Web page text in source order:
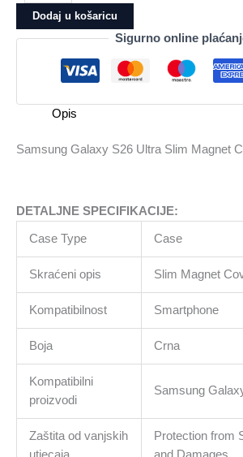
S26
Ultra
Black
količina
Dodaj u košaricu
Sigurno online
Opis
Samsung Galaxy S26 Ultra Slim Magnet
DETALJNE SPECIFIKACIJE:
Case Type Case
Skraćeni opis Slim Magnet
Kompatibilnost Smartphone
Boja Crna
Kompatibilni
proizvodi
Samsung
Zaštita od vanjskih
utjecaja
Protection from
and Damages